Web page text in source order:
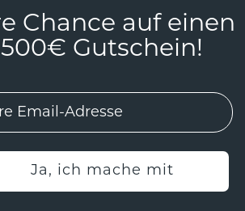
Chance auf einen
500€ Gutschein!
Ja, ich mache mit